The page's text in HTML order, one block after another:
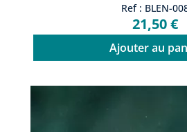
Ref : BLEN-
21,50 €
Ajouter au